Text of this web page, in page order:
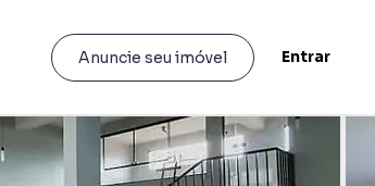
Anuncie seu imóvel Entrar